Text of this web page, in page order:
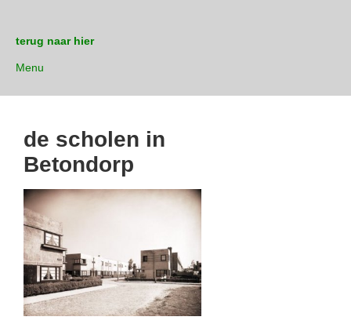
terug naar hier
Menu
de scholen in
Betondorp